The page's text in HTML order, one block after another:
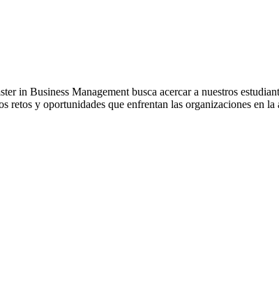
in Business Management busca acercar a nuestros
retos y oportunidades que enfrentan las organizaciones en la